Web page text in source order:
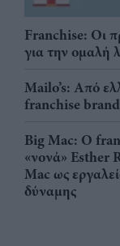
Franchise: Οι
για την ομαλή
Mailo’s: Από
franchise brand
Big Mac: Ο
«νονά» Esther
Mac ως
δύναμης